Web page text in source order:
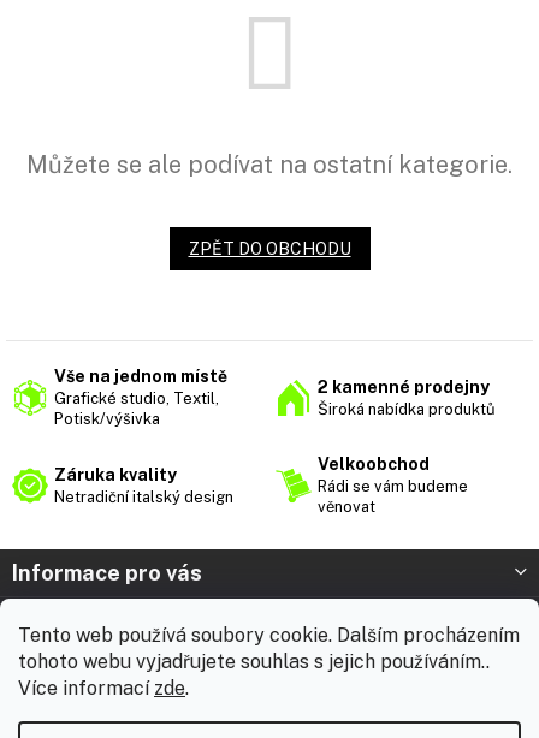
Tento web používá soubory cookie. Dalším procházením
tohoto webu vyjadřujete souhlas s jejich používáním..
Více informací zde.
Můžete se ale podívat na ostatní kategorie.
ZPĚT DO OBCHODU
Vše na jednom místě
Grafické studio, Textil,
Potisk/výšivka
2 kamenné prodejny
Široká nabídka produktů
Záruka kvality
Netradiční italský design
Velkoobchod
Rádi se vám budeme
věnovat
Z
p
Informace pro vás
Prodejna Nymburk
Prodejna Solnice